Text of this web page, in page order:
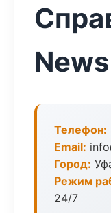
Телефон:
Email:
Город:
Режим
24/7